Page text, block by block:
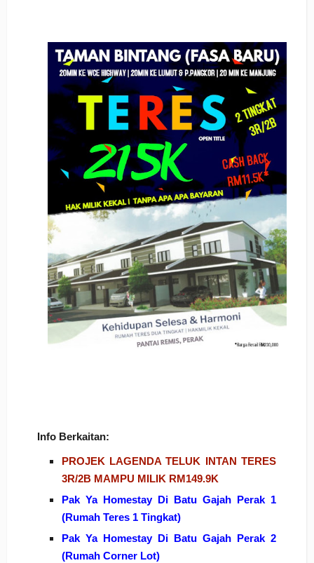
Info Berkaitan:
PROJEK LAGENDA TELUK INTAN TERES
3R/2B MAMPU MILIK RM149.9K
Pak Ya Homestay Di Batu Gajah Perak 1
(Rumah Teres 1 Tingkat)
Pak Ya Homestay Di Batu Gajah Perak 2
(Rumah Corner Lot)